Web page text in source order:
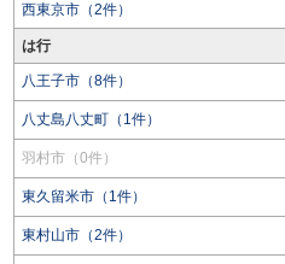
西東京市（2件）
は行
八王子市（8件）
八丈島八丈町（1件）
羽村市（0件）
東久留米市（1件）
東村山市（2件）